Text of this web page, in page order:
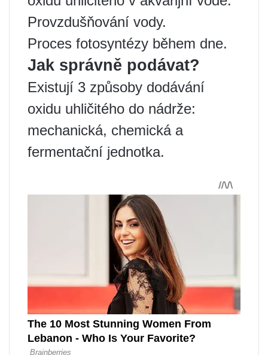
Provzdušňování vody.
Proces fotosyntézy během dne.
Jak správně podávat?
Existují 3 způsoby dodávání
oxidu uhličitého do nádrže:
mechanická, chemická a
fermentační jednotka.